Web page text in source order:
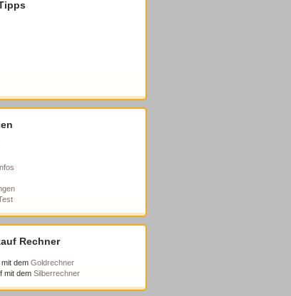
Rechner
dem Goldrechner
mit dem Silberrechner